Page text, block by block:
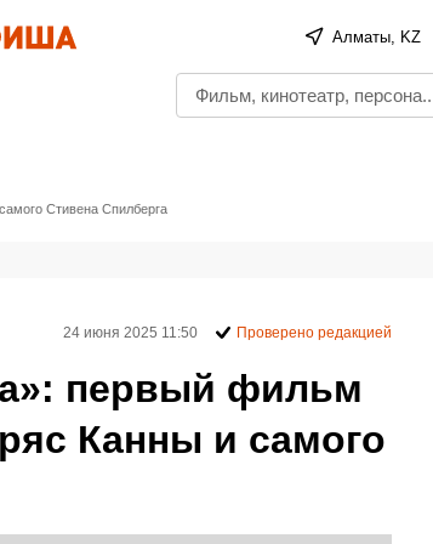
Алматы, KZ
Стивена Спилберга
первый фильм
Канны и самого
24 июня 2025 11:50 Проверено редакцией